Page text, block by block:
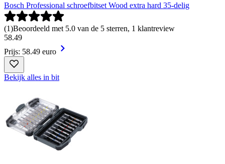
Bosch Professional schroefbitset Wood extra hard 35-delig
(1)Beoordeeld met 5.0 van de 5 sterren, 1 klantreview
58.49
Prijs: 58.49 euro
Bekijk alles in bit